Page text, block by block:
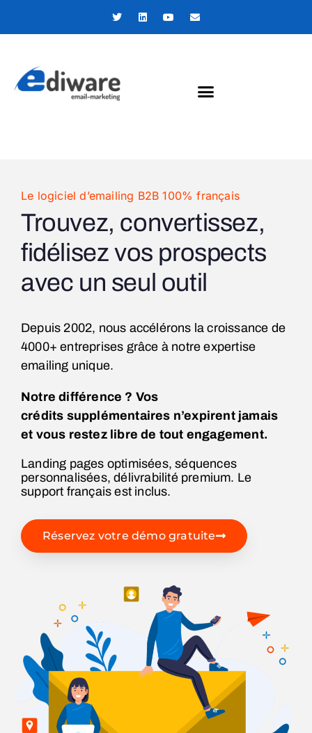
Le logiciel d’emailing B2B 100% français
Trouvez, convertissez,
fidélisez vos prospects
avec un seul outil
Depuis 2002, nous accélérons la croissance de
4000+ entreprises grâce à notre expertise
emailing unique.
Notre différence ? Vos
crédits supplémentaires n’expirent jamais
et vous restez libre de tout engagement.
Landing pages optimisées, séquences
personnalisées, délivrabilité premium. Le
support français est inclus.
Réservez votre démo gratuite